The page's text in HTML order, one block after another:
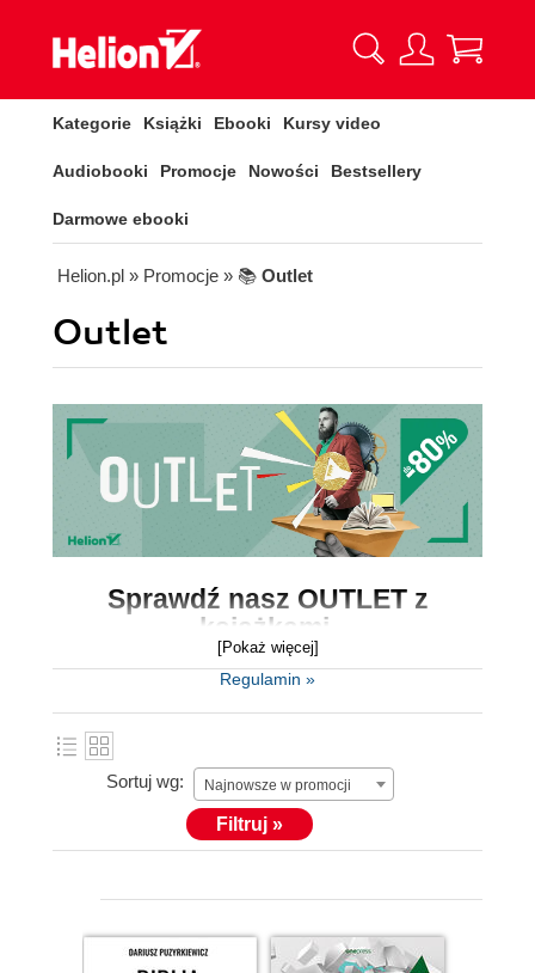
Kategorie Książki Ebooki Kursy video
Audiobooki Promocje Nowości Bestsellery
Darmowe ebooki
Helion.pl » Promocje » 📚 Outlet
Outlet
Sprawdź nasz OUTLET z
książkami.
Outlet to miejsce, gdzie znajdzieszksiążki w
Książki zawierają mnóstwo fachowej wiedzy,
dlatego koniecznie skorzystaj z wyjątkowo
niskich cen i wybierz coś dla siebie.
[Pokaż więcej]
Regulamin »
Sortuj wg: Najnowsze w promocji
Filtruj »